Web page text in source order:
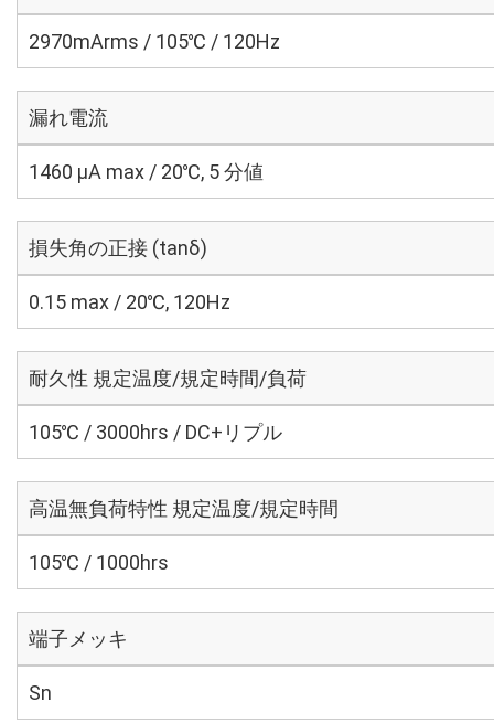
2970mArms / 105℃ / 120Hz
漏れ電流
1460 μA max / 20℃, 5 分値
損失角の正接 (tanδ)
0.15 max / 20℃, 120Hz
耐久性 規定温度/規定時間/負荷
105℃ / 3000hrs / DC+リプル
高温無負荷特性 規定温度/規定時間
105℃ / 1000hrs
端子メッキ
Sn